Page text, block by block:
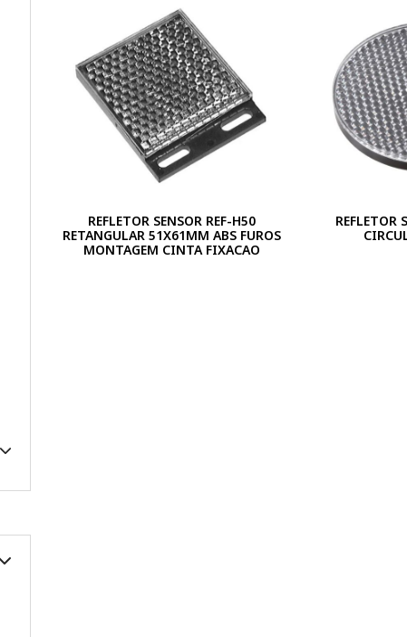
REFLETOR SENSOR REF-H50
RETANGULAR 51X61MM ABS FUROS
MONTAGEM CINTA FIXACAO
REFLETOR